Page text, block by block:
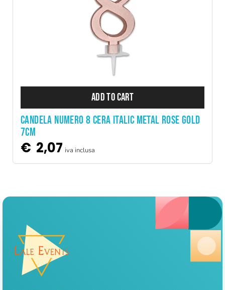
ADD TO CART
CANDELA NUMERO 8 CERA ITALIC METAL ROSE GOLD
7CM
€ 2,07 iva inclusa